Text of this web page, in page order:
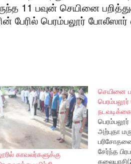
11 பவுன் செயினை
பேரில் பெரம்பலூர் போலீஸார்
காவலர்களுக்கு
செயினை
நடவடிக்கை
அற்புதா
சேர்ந்த